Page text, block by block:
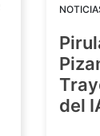
del